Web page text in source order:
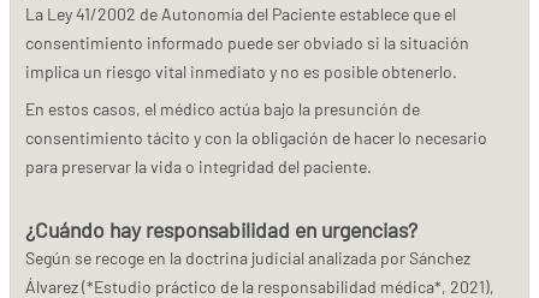
La Ley 41/2002 de Autonomía del Paciente establece que el
consentimiento informado puede ser obviado si la situación
implica un riesgo vital inmediato y no es posible obtenerlo.
En estos casos, el médico actúa bajo la presunción de
consentimiento tácito y con la obligación de hacer lo necesario
para preservar la vida o integridad del paciente.
¿Cuándo hay responsabilidad en urgencias?
Según se recoge en la doctrina judicial analizada por Sánchez
Álvarez (*Estudio práctico de la responsabilidad médica*, 2021),